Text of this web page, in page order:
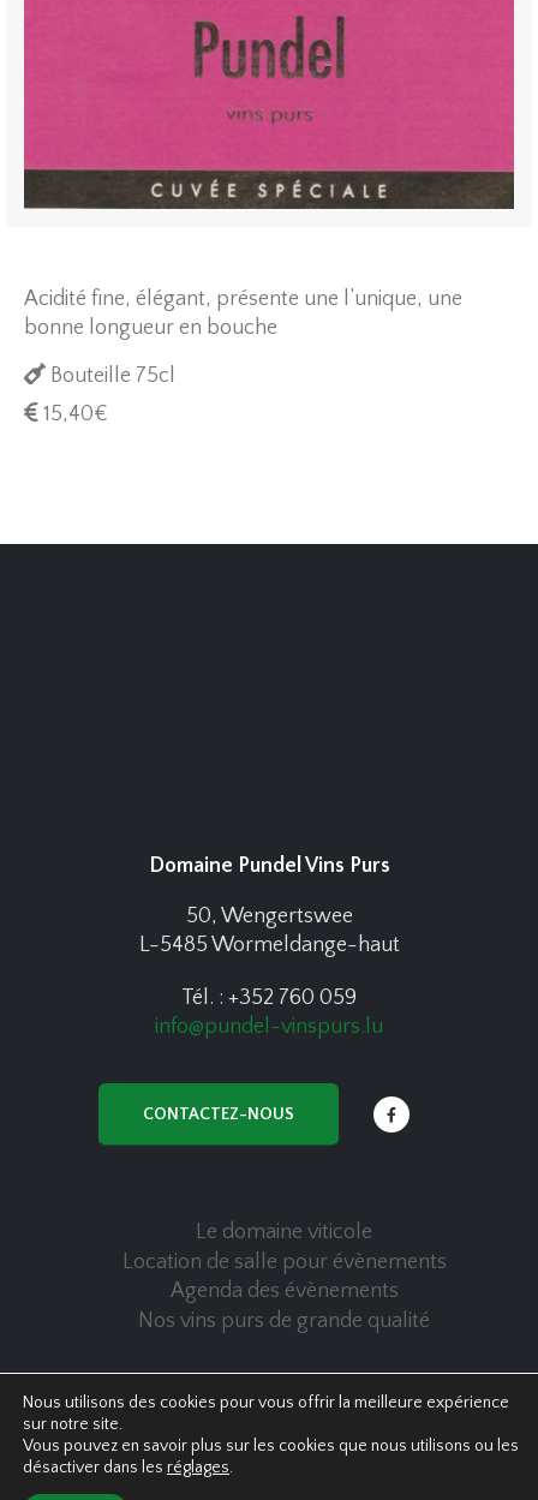
Acidité fine, élégant, présente une l‘unique, une
bonne longueur en bouche
Bouteille 75cl
15,40€
Domaine Pundel Vins Purs
50, Wengertswee
L-5485 Wormeldange-haut
Tél. : +352 760 059
info@pundel-vinspurs.lu
CONTACTEZ-NOUS
Le domaine viticole
Location de salle pour évènements
Agenda des évènements
Nos vins purs de grande qualité
© Copyright 2020 Pundel Vins Purs - All Rights Reserved
Politique de confidentialité|Cookies policy
Nous utilisons des cookies pour vous offrir la meilleure expérience
sur notre site.
Vous pouvez en savoir plus sur les cookies que nous utilisons ou les
désactiver dans les réglages.